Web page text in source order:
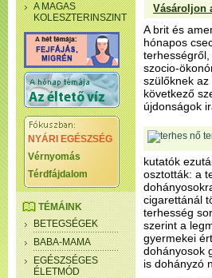
A MAGAS
KOLESZTERINSZINT
NYÁRI EGÉSZSÉG
Vérnyomás
Térdfájdalom
TÉMÁINK
BETEGSÉGEK
BABA-MAMA
EGÉSZSÉGES
ÉLETMÓD
Vásároljon
A brit és
hónapos
szocio-
szülőknek
következő
újdonságok
kutatók
osztották: a
cigarettánál
terhesség
szerint a
gyermekei
dohányosok
is dohányzó